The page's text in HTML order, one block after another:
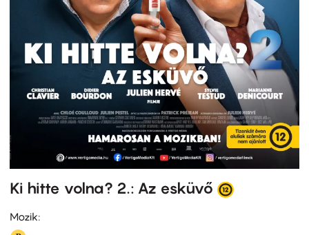
Ki hitte volna? 2.: Az esküvő
Mozik: